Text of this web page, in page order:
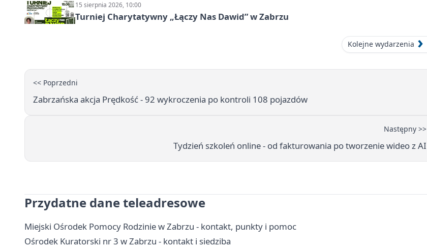
15 sierpnia 2026, 10:00
Turniej Charytatywny „Łączy Nas Dawid” w Zabrzu
Kolejne wydarzenia
<< Poprzedni
Zabrzańska akcja Prędkość - 92 wykroczenia po kontroli 108 pojazdów
Następny >>
Tydzień szkoleń online - od fakturowania po tworzenie wideo z AI
Przydatne dane teleadresowe
Miejski Ośrodek Pomocy Rodzinie w Zabrzu - kontakt, punkty i pomoc
Ośrodek Kuratorski nr 3 w Zabrzu - kontakt i siedziba